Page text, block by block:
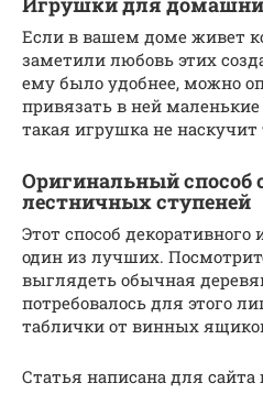
Если в вашем доме живет
заметили любовь этих
ему было удобнее, можно
привязать в ней
такая игрушка не наскучит
Оригинальный способ
лестничных ступеней
Этот способ декоративного
один из лучших.
выглядеть обычная
потребовалось для этого
таблички от винных
Статья написана для сайта